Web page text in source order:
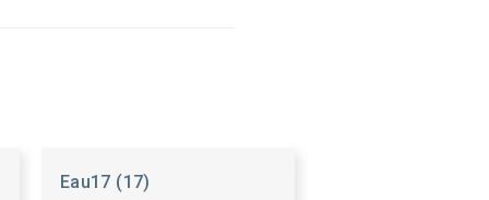
Eau17 (17)